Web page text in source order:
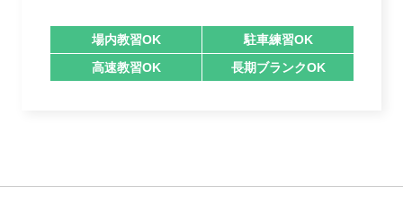
場内教習OK
駐車練習OK
高速教習OK
長期ブランクOK